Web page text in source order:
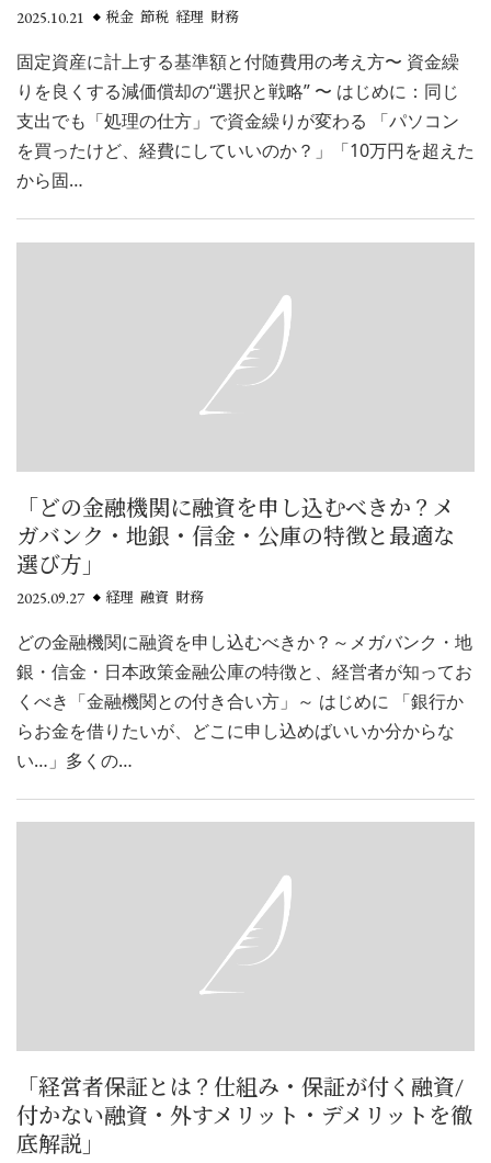
2025.10.21 税金 節税 経理 財務
固定資産に計上する基準額と付随費用の考え方〜 資金繰
りを良くする減価償却の“選択と戦略” 〜 はじめに：同じ
支出でも「処理の仕方」で資金繰りが変わる 「パソコン
を買ったけど、経費にしていいのか？」「10万円を超えた
から固…
「どの金融機関に融資を申し込むべきか？メ
ガバンク・地銀・信金・公庫の特徴と最適な
選び方」
2025.09.27 経理 融資 財務
どの金融機関に融資を申し込むべきか？～メガバンク・地
銀・信金・日本政策金融公庫の特徴と、経営者が知ってお
くべき「金融機関との付き合い方」～ はじめに 「銀行か
らお金を借りたいが、どこに申し込めばいいか分からな
い…」多くの…
「経営者保証とは？仕組み・保証が付く融資/
付かない融資・外すメリット・デメリットを徹
底解説」